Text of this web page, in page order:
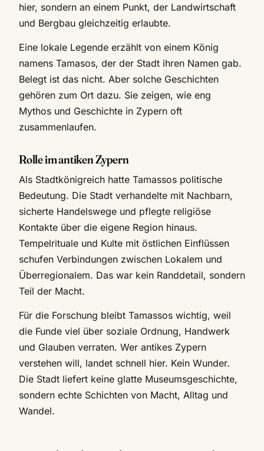
hier, sondern an einem Punkt, der Landwirtschaft
und Bergbau gleichzeitig erlaubte.
Eine lokale Legende erzählt von einem König
namens Tamasos, der der Stadt ihren Namen gab.
Belegt ist das nicht. Aber solche Geschichten
gehören zum Ort dazu. Sie zeigen, wie eng
Mythos und Geschichte in Zypern oft
zusammenlaufen.
Rolle im antiken Zypern
Als Stadtkönigreich hatte Tamassos politische
Bedeutung. Die Stadt verhandelte mit Nachbarn,
sicherte Handelswege und pflegte religiöse
Kontakte über die eigene Region hinaus.
Tempelrituale und Kulte mit östlichen Einflüssen
schufen Verbindungen zwischen Lokalem und
Überregionalem. Das war kein Randdetail, sondern
Teil der Macht.
Für die Forschung bleibt Tamassos wichtig, weil
die Funde viel über soziale Ordnung, Handwerk
und Glauben verraten. Wer antikes Zypern
verstehen will, landet schnell hier. Kein Wunder.
Die Stadt liefert keine glatte Museumsgeschichte,
sondern echte Schichten von Macht, Alltag und
Wandel.